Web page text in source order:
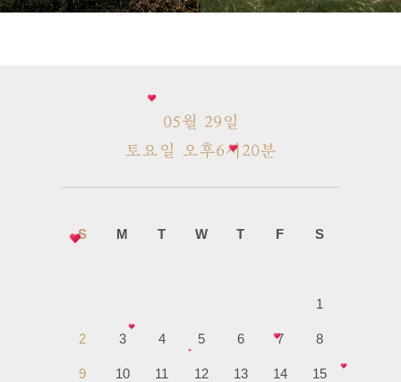
05월 29일
토요일 오후6시20분
S M T W T F S
1
2 3 4 5 6 7 8
9 10 11 12 13 14 15